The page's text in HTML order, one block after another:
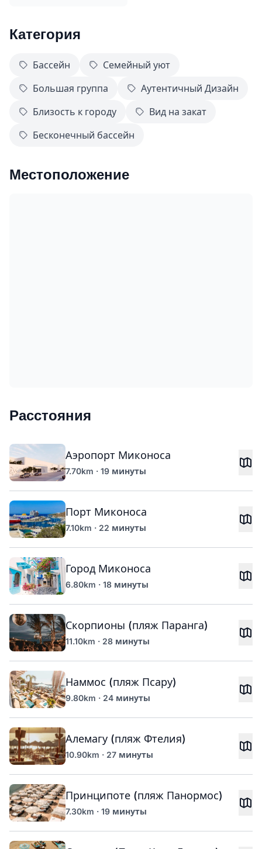
Категория
Бассейн
Семейный уют
Большая группа
Аутентичный Дизайн
Близость к городу
Вид на закат
Бесконечный бассейн
Местоположение
Расстояния
Аэропорт Миконоса
7.70km · 19 минуты
Порт Миконоса
7.10km · 22 минуты
Город Миконоса
6.80km · 18 минуты
Скорпионы (пляж Паранга)
11.10km · 28 минуты
Наммос (пляж Псару)
9.80km · 24 минуты
Алемагу (пляж Фтелия)
10.90km · 27 минуты
Принципоте (пляж Панормос)
7.30km · 19 минуты